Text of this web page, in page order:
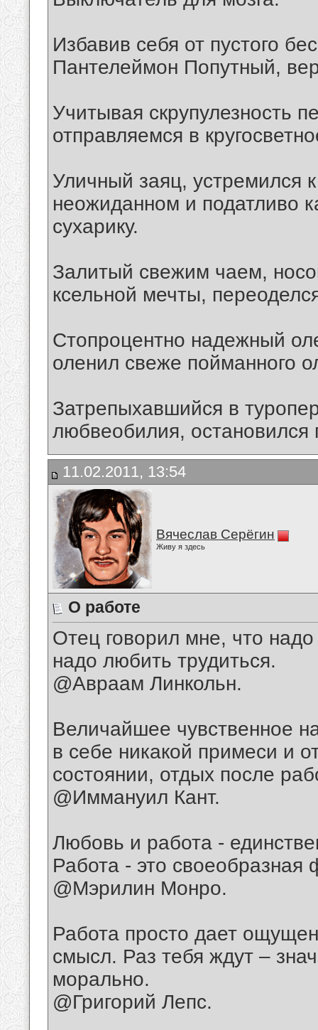
Избавив себя от пустого
Пантелеймон Попутный,
Учитывая скрупулезность
отправляемся в
Уличный заяц, устремился
неожиданном и податливо
сухарику.
Залитый свежим чаем,
ксельной мечты,
Стопроцентно надежный
оленил свеже пойманного
Затрепыхавшийся в
любвеобилия, остановился
11.02.2011, 13:54
Вячеслав Серёгин
Живу я здесь
О работе
Отец говорил мне, что
надо любить трудиться.
@Авраам Линкольн.
Величайшее чувственное
в себе никакой примеси и
состоянии, отдых после
@Иммануил Кант.
Любовь и работа -
Работа - это
@Мэрилин Монро.
Работа просто дает
смысл. Раз тебя ждут –
морально.
@Григорий Лепс.